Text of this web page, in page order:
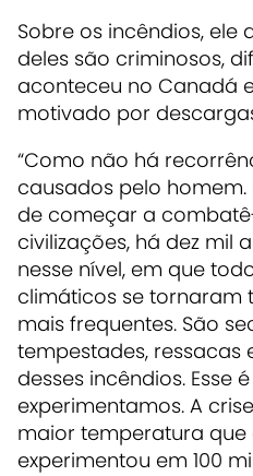
Sobre os incêndios, ele
deles são criminosos,
aconteceu no Canadá
motivado por
“Como não há
causados pelo
de começar a
civilizações, há dez mil
nesse nível, em que
climáticos se tornaram
mais frequentes. São
tempestades, ressacas
desses incêndios. Esse
experimentamos. A
maior temperatura que
experimentou em 100